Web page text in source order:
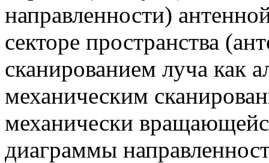
направленности)
секторе пространства
сканированием луча как
механическим
механически
диаграммы